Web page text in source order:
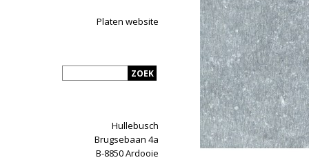
Platen website
Hullebusch
Brugsebaan 4a
B-8850 Ardooie